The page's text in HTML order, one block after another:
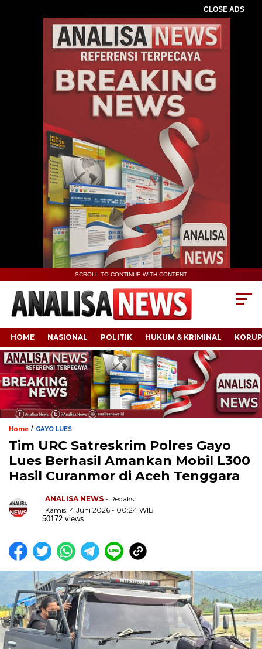
CLOSE ADS
SCROLL TO CONTINUE WITH CONTENT
HOME NASIONAL POLITIK HUKUM & KRIMINAL
Home / GAYO LUES
Tim URC Satreskrim Polres Gayo
Lues Berhasil Amankan Mobil L300
Hasil Curanmor di Aceh Tenggara
ANALISA NEWS - Redaksi
Kamis, 4 Juni 2026 - 00:24 WIB
50172 views